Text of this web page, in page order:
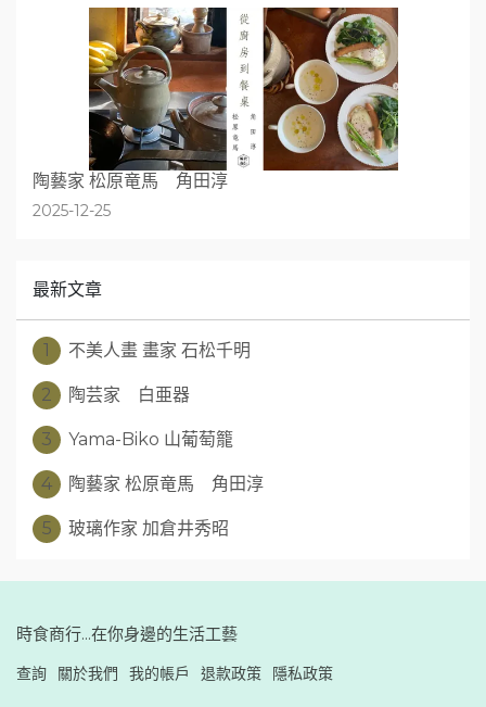
陶藝家 松原竜馬 角田淳
2025-12-25
最新文章
1 不美人畫 畫家 石松千明
2 陶芸家 白亜器
3 Yama-Biko 山葡萄籠
4 陶藝家 松原竜馬 角田淳
5 玻璃作家 加倉井秀昭
時食商行...在你身邊的生活工藝
查詢 關於我們 我的帳戶 退款政策 隱私政策